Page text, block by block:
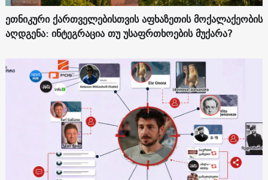
ეთნიკური ქართველებისთვის აფხაზეთის მოქალაქეობის
აღდგენა: ინტეგრაცია თუ უსაფრთხოების მუქარა?